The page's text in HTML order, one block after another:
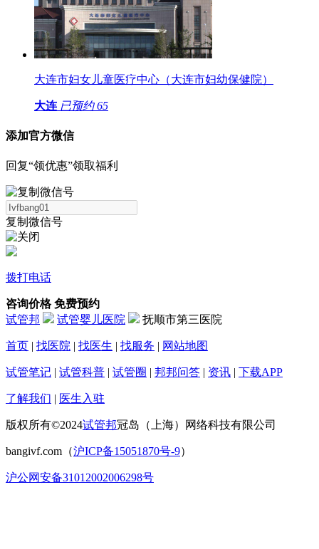
大连市妇女儿童医疗中心（大连市妇幼保健院）
大连 已预约 65
添加官方微信
回复“领优惠”领取福利
复制微信号
拨打电话
咨询价格 免费预约
试管邦
试管婴儿医院 抚顺市第三医院
首页 | 找医院 | 找医生 | 找服务 | 网站地图
试管笔记 | 试管科普 | 试管圈 | 邦邦问答 | 资讯 | 下载APP
了解我们 | 医生入驻
版权所有©2024试管邦冠岛（上海）网络科技有限公司
bangivf.com（沪ICP备15051870号-9）
沪公网安备31012002006298号